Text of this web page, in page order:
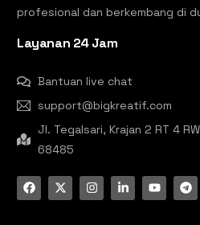
profesional dan berkembang di
Layanan 24 Jam
Bantuan live chat
support@bigkreatif.com
Jl. Tegalsari, Krajan 2 RT 4
68485